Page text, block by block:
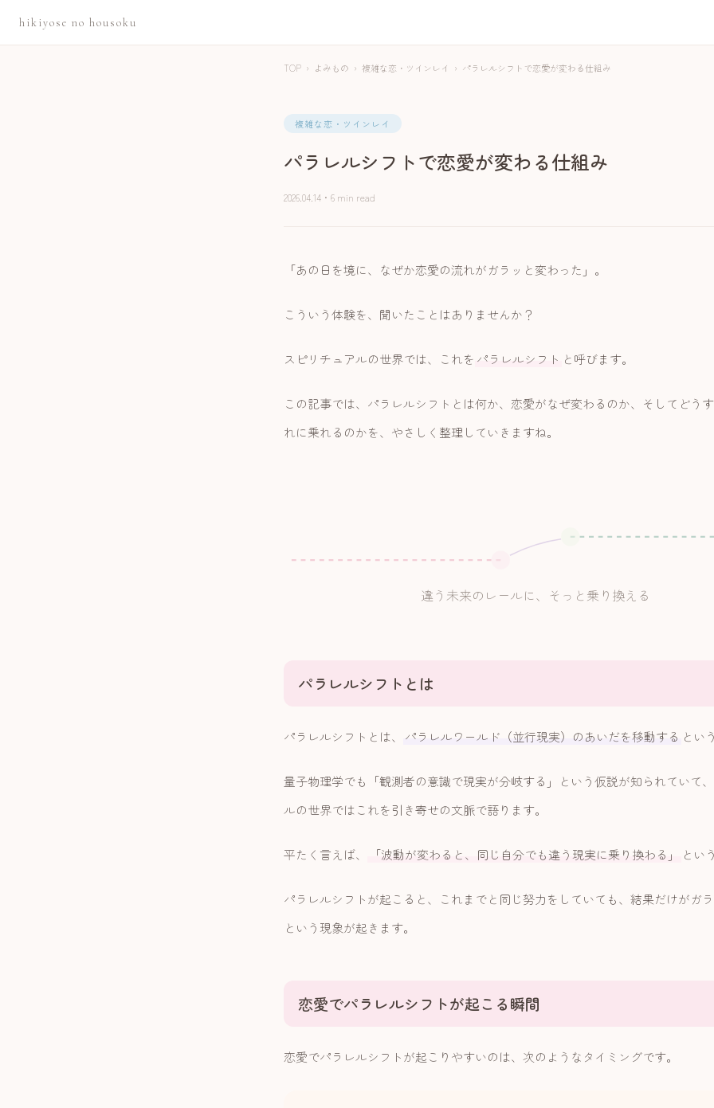
hikiyose no housoku
TOP › よみもの › 複雑な恋・ツインレイ › パラレルシフトで恋愛が変わる仕組み
複雑な恋・ツインレイ
パラレルシフトで恋愛が変わる仕組み
2026.04.14 ・ 6 min read
「あの日を境に、なぜか恋愛の流れがガラッと変わった」。
こういう体験を、聞いたことはありませんか？
スピリチュアルの世界では、これを パラレルシフト と呼びます。
この記事では、パラレルシフトとは何か、恋愛がなぜ変わるのか、そしてどう
れに乗れるのかを、やさしく整理していきますね。
違う未来のレールに、そっと乗り換える
パラレルシフトとは
パラレルシフトとは、 パラレルワールド（並行現実）のあいだを移動する とい
量子物理学でも「観測者の意識で現実が分岐する」という仮説が知られていて
ルの世界ではこれを引き寄せの文脈で語ります。
平たく言えば、 「波動が変わると、同じ自分でも違う現実に乗り換わる」 とい
パラレルシフトが起こると、これまでと同じ努力をしていても、結果だけがガ
という現象が起きます。
恋愛でパラレルシフトが起こる瞬間
恋愛でパラレルシフトが起こりやすいのは、次のようなタイミングです。